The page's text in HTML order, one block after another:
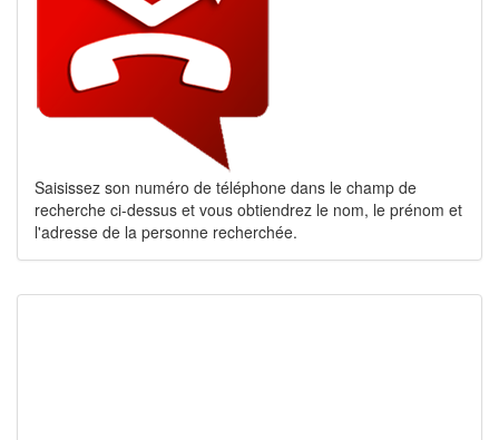
Saisissez son numéro de téléphone dans le champ de
recherche ci-dessus et vous obtiendrez le nom, le prénom et
l'adresse de la personne recherchée.